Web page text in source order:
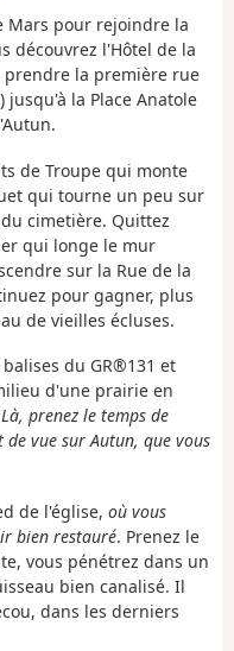
Mars pour rejoindre la
découvrez l'Hôtel de la
prendre la première rue
jusqu'à la Place Anatole
de Troupe qui monte
qui tourne un peu sur
cimetière. Quittez
qui longe le mur
sur la Rue de la
pour gagner, plus
de vieilles écluses.
du GR®131 et
d'une prairie en
Là, prenez le temps de
vue sur Autun, que vous
de l'église, où vous
bien restauré. Prenez le
vous pénétrez dans un
bien canalisé. Il
dans les derniers